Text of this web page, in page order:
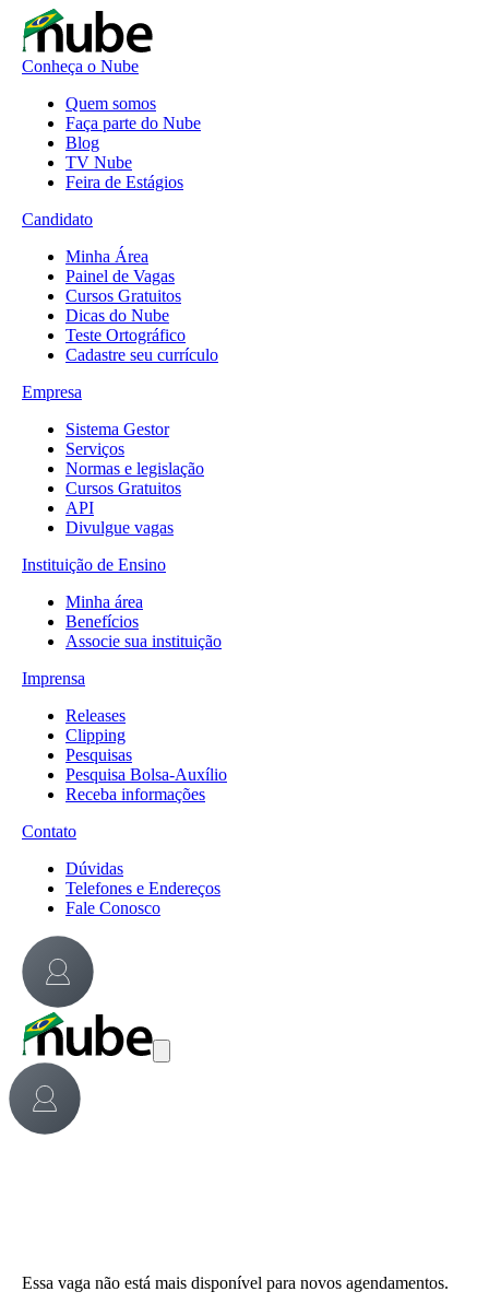
Conheça o Nube
Quem somos
Faça parte do Nube
Blog
TV Nube
Feira de Estágios
Candidato
Minha Área
Painel de Vagas
Cursos Gratuitos
Dicas do Nube
Teste Ortográfico
Cadastre seu currículo
Empresa
Sistema Gestor
Serviços
Normas e legislação
Cursos Gratuitos
API
Divulgue vagas
Instituição de Ensino
Minha área
Benefícios
Associe sua instituição
Imprensa
Releases
Clipping
Pesquisas
Pesquisa Bolsa-Auxílio
Receba informações
Contato
Dúvidas
Telefones e Endereços
Fale Conosco
Essa vaga não está mais disponível para novos agendamentos.